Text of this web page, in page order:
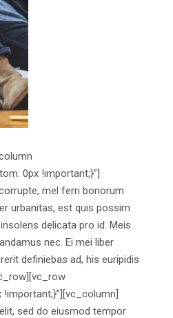
0px !important;}”]
mel ferri bonorum
urbanitas, est quis possim
delicata pro id. Meis
nec. Ei mei liber
definiebas ad, his euripidis
sed do eiusmod tempor